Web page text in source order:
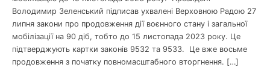
Володимир Зеленський підписав ухвалені Верховною Радою 27
липня закони про продовження дії воєнного стану і загальної
мобілізації на 90 діб, тобто до 15 листопада 2023 року. Це
підтверджують картки законів 9532 та 9533. Це вже восьме
продовження з початку повномасштабного вторгнення. […]